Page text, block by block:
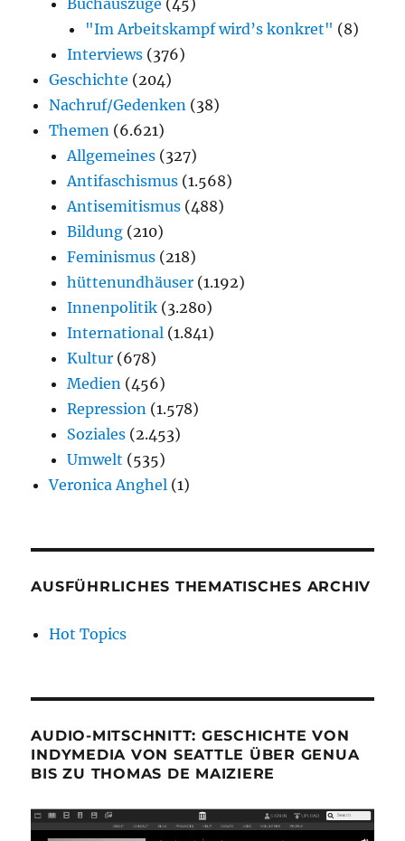
"Im Arbeitskampf wird’s konkret" (8)
Interviews (376)
Geschichte (204)
Nachruf/Gedenken (38)
Themen (6.621)
Allgemeines (327)
Antifaschismus (1.568)
Antisemitismus (488)
Bildung (210)
Feminismus (218)
hüttenundhäuser (1.192)
Innenpolitik (3.280)
International (1.841)
Kultur (678)
Medien (456)
Repression (1.578)
Soziales (2.453)
Umwelt (535)
Veronica Anghel (1)
AUSFÜHRLICHES THEMATISCHES ARCHIV
Hot Topics
AUDIO-MITSCHNITT: GESCHICHTE VON
INDYMEDIA VON SEATTLE ÜBER GENUA
BIS ZU THOMAS DE MAIZIERE